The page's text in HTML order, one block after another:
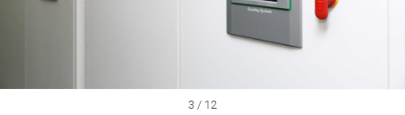
3 / 12